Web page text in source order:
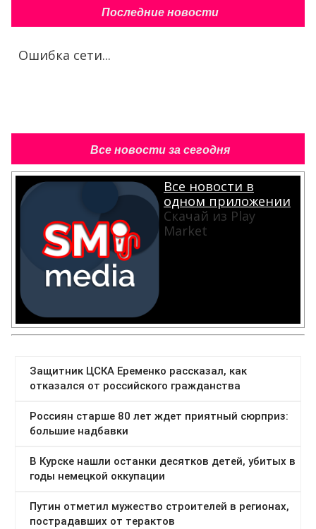
Последние новости
Ошибка сети...
Все новости за сегодня
Все новости в
одном приложении
Скачай из Play
Market